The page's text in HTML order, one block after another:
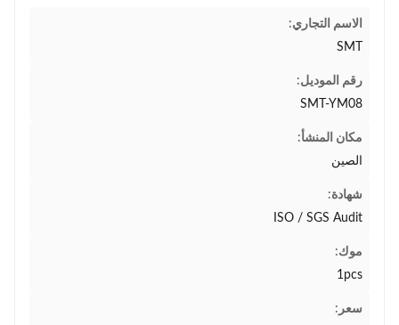
الاسم التجاري:
SMT
رقم الموديل:
SMT-YM08
مكان المنشأ:
الصين
شهادة:
ISO / SGS Audit
موك:
1pcs
سعر: